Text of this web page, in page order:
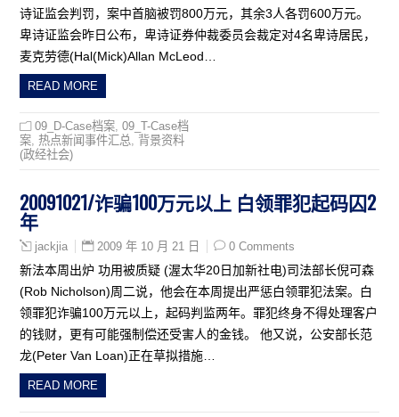
诗证监会判罚，案中首脑被罚800万元，其余3人各罚600万元。
卑诗证监会昨日公布，卑诗证券仲裁委员会裁定对4名卑诗居民，
麦克劳德(Hal(Mick)Allan McLeod…
READ MORE
09_D-Case档案 ,09_T-Case档
案 ,热点新闻事件汇总
背景资料
(政经社会)
20091021/诈骗100万元以上 白领罪犯起码囚2
年
jackjia 2009 年 10 月 21 日 0 Comments
新法本周出炉 功用被质疑 (渥太华20日加新社电)司法部长倪可森
(Rob Nicholson)周二说，他会在本周提出严惩白领罪犯法案。白
领罪犯诈骗100万元以上，起码判监两年。罪犯终身不得处理客户
的钱财，更有可能强制偿还受害人的金钱。 他又说，公安部长范
龙(Peter Van Loan)正在草拟措施…
READ MORE